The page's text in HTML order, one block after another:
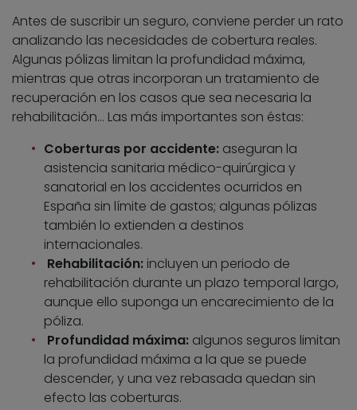
Antes de suscribir un seguro, conviene perder un rato
analizando las necesidades de cobertura reales.
Algunas pólizas limitan la profundidad máxima,
mientras que otras incorporan un tratamiento de
recuperación en los casos que sea necesaria la
rehabilitación… Las más importantes son éstas:
Coberturas por accidente: aseguran la
asistencia sanitaria médico-quirúrgica y
sanatorial en los accidentes ocurridos en
España sin límite de gastos; algunas pólizas
también lo extienden a destinos
internacionales.
Rehabilitación: incluyen un periodo de
rehabilitación durante un plazo temporal largo,
aunque ello suponga un encarecimiento de la
póliza.
Profundidad máxima: algunos seguros limitan
la profundidad máxima a la que se puede
descender, y una vez rebasada quedan sin
efecto las coberturas.